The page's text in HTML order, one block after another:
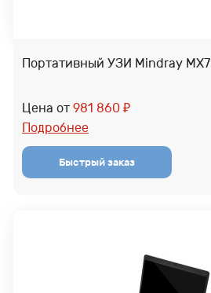
Портативный УЗИ Mindray MX7
Цена от 981 860 ₽
Подробнее